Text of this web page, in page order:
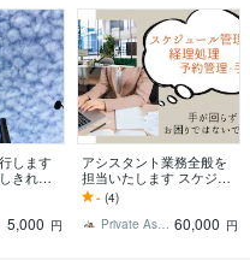
します
きれな
5,000 円
アシスタント業務全般を
担当いたします スケジュ
ール調整/管理・連絡取
次・データ処理・コーデ
ィング等
- (4)
Private Assistant 60,000 円